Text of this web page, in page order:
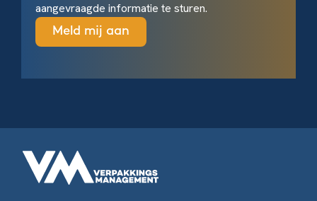
aangevraagde informatie te sturen.